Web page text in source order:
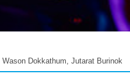
Wason Dokkathum, Jutarat Burinok